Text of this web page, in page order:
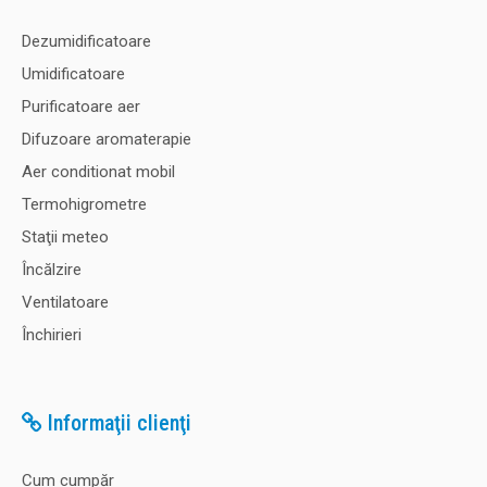
3.757,00 Lei
-10%
Dezumidificator si purificator profesional Woods LD48 PRO
incorporat, carcasa metalica, 10 ani garantie
Dezumidificatoare
Umidificatoare
Purificatoare aer
Difuzoare aromaterapie
Aer conditionat mobil
Termohigrometre
Staţii meteo
Încălzire
Ventilatoare
Închirieri
Informaţii clienţi
Cum cumpăr